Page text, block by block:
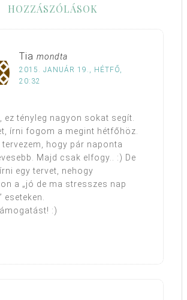
HOZZÁSZÓLÁSOK
Tia mondta
2015. JANUÁR 19., HÉTFŐ,
20:32
ez tényleg nagyon sokat segít.
írni fogom a megint hétfőhöz.
tervezem, hogy pár naponta
Majd csak elfogy.. :) De
egy tervet, nehogy
a „jó de ma stresszes nap
eseteken.
:)